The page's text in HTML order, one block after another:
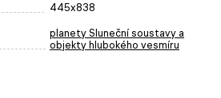
445х838
planety Sluneční soustavy a
objekty hlubokého vesmíru